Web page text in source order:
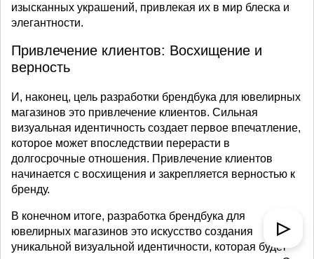
изысканных украшений, привлекая их в мир блеска и
элегантности.
Привлечение клиентов: Восхищение и
верность
И, наконец, цель разработки брендбука для ювелирных
магазинов это привлечение клиентов. Сильная
визуальная идентичность создает первое впечатление,
которое может впоследствии перерасти в
долгосрочные отношения. Привлечение клиентов
начинается с восхищения и закрепляется верностью к
бренду.
В конечном итоге, разработка брендбука для
ювелирных магазинов это искусство создания
уникальной визуальной идентичности, которая будет
▷